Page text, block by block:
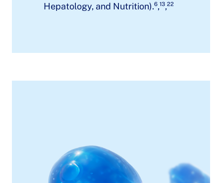
Hepatology, and Nutrition).⁶,¹³,²²